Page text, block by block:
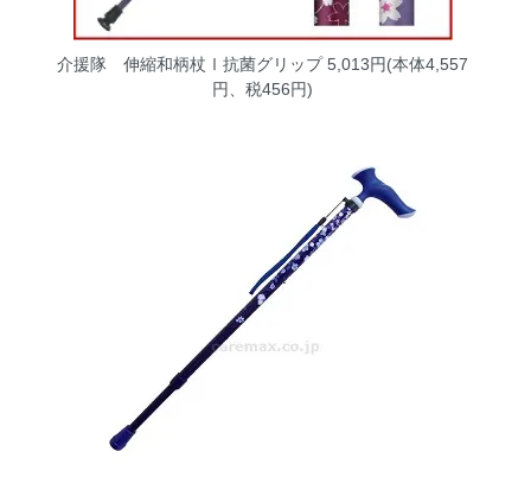
介援隊 伸縮和柄杖Ⅰ抗菌グリップ5,013円(本体4,557
円、税456円)